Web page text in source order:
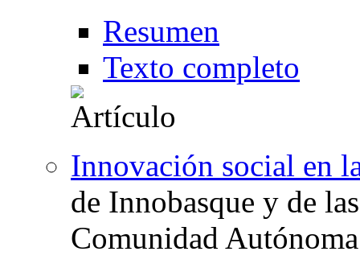
Resumen
Texto completo
Innovación social en
de Innobasque y de
Comunidad